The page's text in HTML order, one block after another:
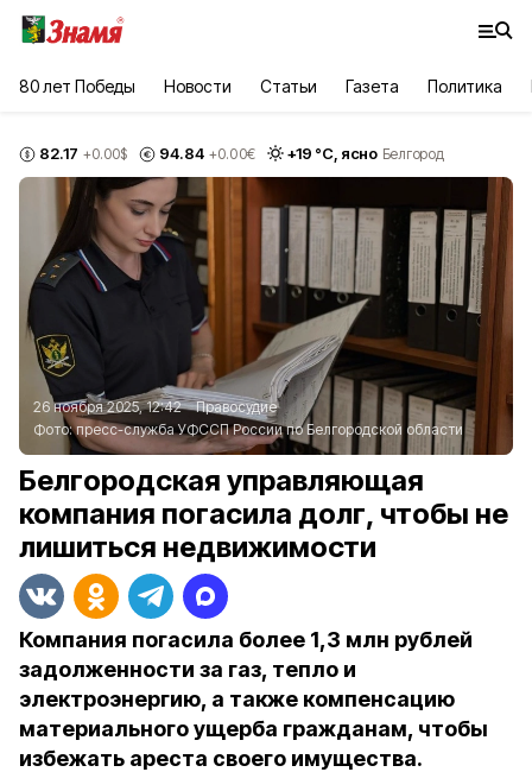
80 лет Победы Новости Статьи Газета Политика
82.17 +0.00$ 94.84 +0.00€ +19 °С, ясно Белгород
26 ноября 2025, 12:42
Правосудие
Фото:пресс-служба УФССП России по Белгородской области
Белгородская управляющая
компания погасила долг, чтобы не
лишиться недвижимости
Компания погасила более 1,3 млн рублей
задолженности за газ, тепло и
электроэнергию, а также компенсацию
материального ущерба гражданам, чтобы
избежать ареста своего имущества.